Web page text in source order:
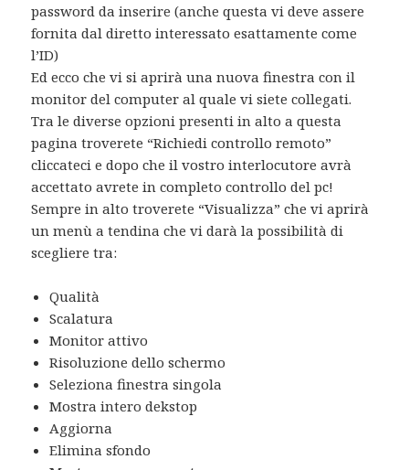
password da inserire (anche questa vi deve assere
fornita dal diretto interessato esattamente come
l’ID)
Ed ecco che vi si aprirà una nuova finestra con il
monitor del computer al quale vi siete collegati.
Tra le diverse opzioni presenti in alto a questa
pagina troverete “Richiedi controllo remoto”
cliccateci e dopo che il vostro interlocutore avrà
accettato avrete in completo controllo del pc!
Sempre in alto troverete “Visualizza” che vi aprirà
un menù a tendina che vi darà la possibilità di
scegliere tra:
Qualità
Scalatura
Monitor attivo
Risoluzione dello schermo
Seleziona finestra singola
Mostra intero dekstop
Aggiorna
Elimina sfondo